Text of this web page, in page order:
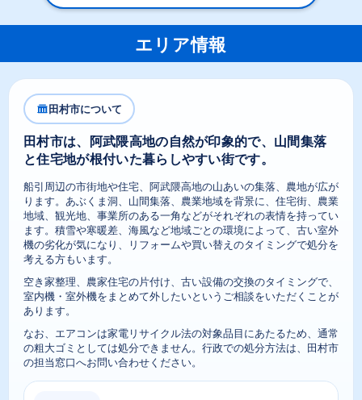
エリア情報
田村市について
田村市は、阿武隈高地の自然が印象的で、山間集落
と住宅地が根付いた暮らしやすい街です。
船引周辺の市街地や住宅、阿武隈高地の山あいの集落、農地が広が
ります。あぶくま洞、山間集落、農業地域を背景に、住宅街、農業
地域、観光地、事業所のある一角などがそれぞれの表情を持ってい
ます。積雪や寒暖差、海風など地域ごとの環境によって、古い室外
機の劣化が気になり、リフォームや買い替えのタイミングで処分を
考える方もいます。
空き家整理、農家住宅の片付け、古い設備の交換のタイミングで、
室内機・室外機をまとめて外したいというご相談をいただくことが
あります。
なお、エアコンは家電リサイクル法の対象品目にあたるため、通常
の粗大ゴミとしては処分できません。行政での処分方法は、田村市
の担当窓口へお問い合わせください。